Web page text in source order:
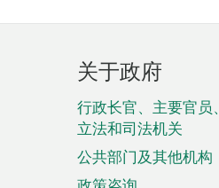
页
脚
菜
单
关于政府
行政长官、主要官员、
立法和司法机关
公共部门及其他机构